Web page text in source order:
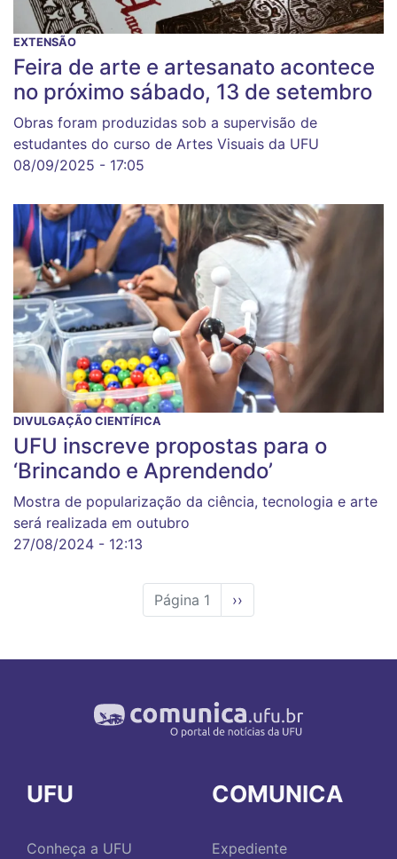
EXTENSÃO
Feira de arte e artesanato acontece
no próximo sábado, 13 de setembro
Obras foram produzidas sob a supervisão de
estudantes do curso de Artes Visuais da UFU
08/09/2025 - 17:05
DIVULGAÇÃO CIENTÍFICA
UFU inscreve propostas para o
‘Brincando e Aprendendo’
Mostra de popularização da ciência, tecnologia e arte
será realizada em outubro
27/08/2024 - 12:13
Página 1
Próxima
página
››
UFU
Conheça a UFU
COMUNICA
Expediente